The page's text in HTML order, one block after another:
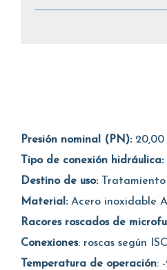
Presión nominal (PN): 20,00
Tipo de conexión hidráulica:
Destino de uso:
Material: Acero inoxidable
Racores roscados de
Conexiones: roscas según
Temperatura de operación: